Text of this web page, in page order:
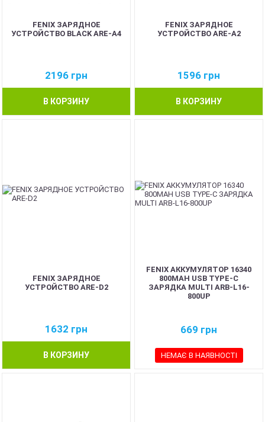
FENIX ЗАРЯДНОЕ
УСТРОЙСТВО BLACK ARE-A4
2196 грн
В КОРЗИНУ
FENIX ЗАРЯДНОЕ
УСТРОЙСТВО ARE-A2
1596 грн
В КОРЗИНУ
FENIX ЗАРЯДНОЕ
УСТРОЙСТВО ARE-D2
1632 грн
В КОРЗИНУ
FENIX АККУМУЛЯТОР 16340
800MAH USB TYPE-C
ЗАРЯДКА MULTI ARB-L16-
800UP
669 грн
НЕМАЄ В НАЯВНОСТІ